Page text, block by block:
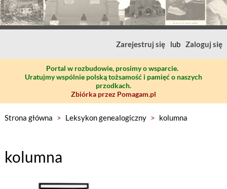
Zarejestruj się lub Zaloguj się
Portal w rozbudowie, prosimy o wsparcie.
Uratujmy wspólnie polską tożsamość i pamięć o naszych
przodkach.
Zbiórka przez Pomagam.pl
Strona główna > Leksykon genealogiczny > kolumna
kolumna